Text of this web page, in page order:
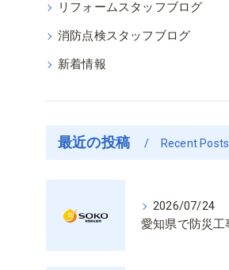
リフォームスタッフブログ
消防点検スタッフブログ
新着情報
最近の投稿 Recent Posts
2026/07/24